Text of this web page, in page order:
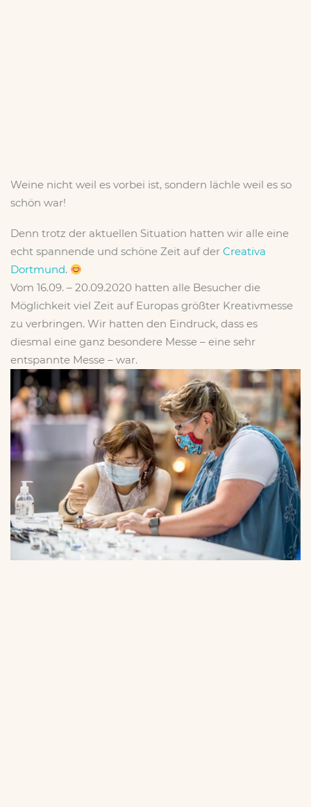
Weine nicht weil es vorbei ist, sondern lächle weil es so
schön war!
Denn trotz der aktuellen Situation hatten wir alle eine
echt spannende und schöne Zeit auf der Creativa
Dortmund.
Vom 16.09. – 20.09.2020 hatten alle Besucher die
Möglichkeit viel Zeit auf Europas größter Kreativmesse
zu verbringen. Wir hatten den Eindruck, dass es
diesmal eine ganz besondere Messe – eine sehr
entspannte Messe – war.